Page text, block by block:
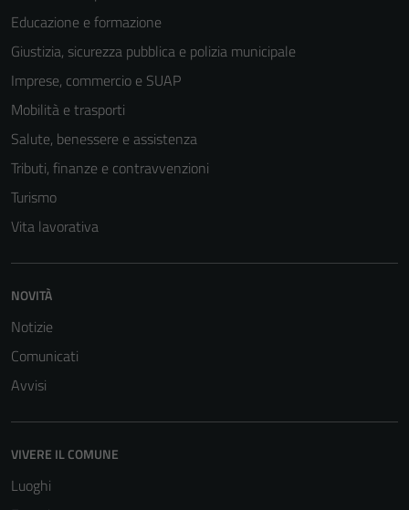
Educazione e formazione
Giustizia, sicurezza pubblica e polizia municipale
Imprese, commercio e SUAP
Mobilità e trasporti
Salute, benessere e assistenza
Tributi, finanze e contravvenzioni
Turismo
Vita lavorativa
NOVITÀ
Notizie
Comunicati
Avvisi
VIVERE IL COMUNE
Luoghi
Questi cookie